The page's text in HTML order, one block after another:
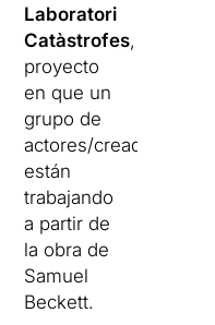
Laboratori
Catàstrofes,
proyecto
en que un
grupo de
actores/creadores
están
trabajando
a partir de
la obra de
Samuel
Beckett.